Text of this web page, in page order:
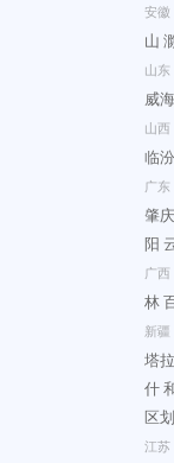
安徽
山
山东
威海
山西
临汾
广东
肇庆
阳
广西
林
新疆
塔
什
区划
江苏